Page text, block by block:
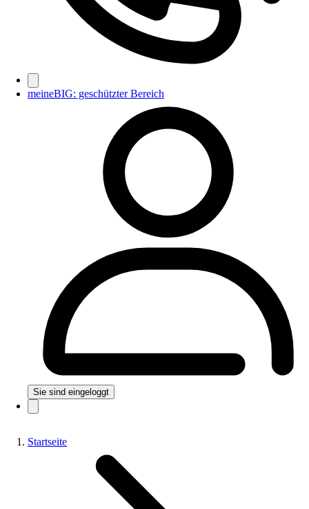
meineBIG: geschützter Bereich
Sie sind eingeloggt
Startseite